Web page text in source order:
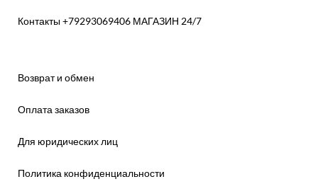
Контакты +79293069406 МАГАЗИН 24/7
Возврат и обмен
Оплата заказов
Для юридических лиц
Политика конфиденциальности